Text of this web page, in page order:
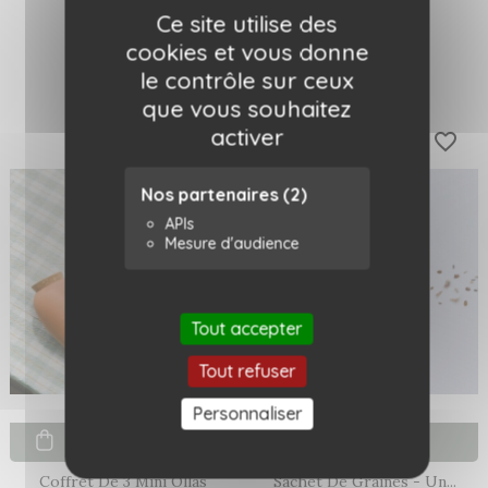
Ce site utilise des
cookies et vous donne
le contrôle sur ceux
que vous souhaitez
activer
Nos partenaires (2)
APIs
Mesure d'audience
Tout accepter
Tout refuser
Personnaliser
29,90 €
29,90 €
Coffret De 3 Mini Ollas
favorite_border
Sachet De Graines - Un...
Nouveau favorite_border